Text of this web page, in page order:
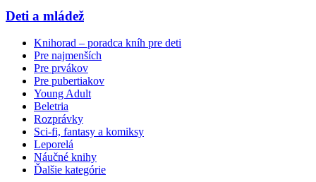
Deti a mládež
Knihorad – poradca kníh pre deti
Pre najmenších
Pre prvákov
Pre pubertiakov
Young Adult
Beletria
Rozprávky
Sci-fi, fantasy a komiksy
Leporelá
Náučné knihy
Ďalšie kategórie